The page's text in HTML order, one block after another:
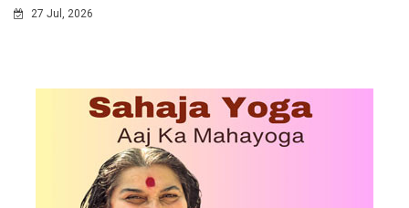
27 Jul, 2026